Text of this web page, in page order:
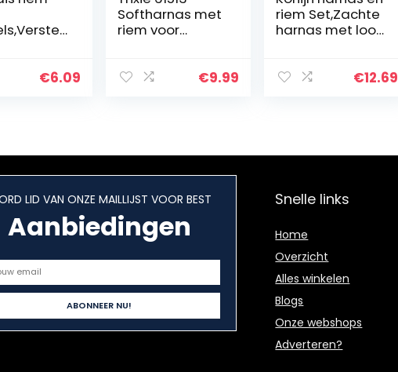
€6.09
Softharnas met
riem voor
(op kleur
€9.99
riem Set,Zachte
harnas met lood
dierlijke konijnen
€12.69
LID VAN ONZE MAILLIJST VOOR BEST
Aanbiedingen
Snelle links
Home
Overzicht
Alles winkelen
Blogs
Onze webshops
Adverteren?